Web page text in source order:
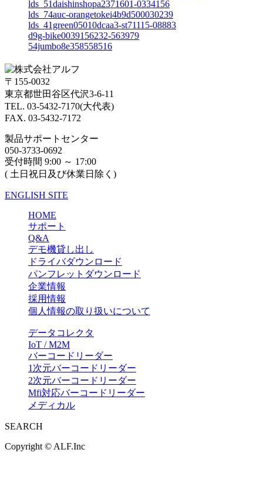
lds_51daishinshopa2371601-0334156
lds_74auc-orangetokei4b9d500030239
lds_41green05010dcaa3-st71115-08883
d9g-bike0039156232-563979
54jumbo8e358558516
〒155-0032
東京都世田谷区代沢3-6-11
TEL. 03-5432-7170(大代表)
FAX. 03-5432-7172
製品サポートセンター
050-3733-0692
受付時間 9:00 ～ 17:00
( 土日祝日及び休業日除く)
ENGLISH SITE
HOME
サポート
Q&A
デモ機貸し出し
ドライバダウンロード
パンフレットダウンロード
企業情報
採用情報
個人情報の取り扱いについて
データコレクタ
IoT / M2M
バーコードリーダー
1次元バーコードリーダー
2次元バーコードリーダー
Mfi対応バーコードリーダー
メディカル
SEARCH
Copyright © ALF.Inc